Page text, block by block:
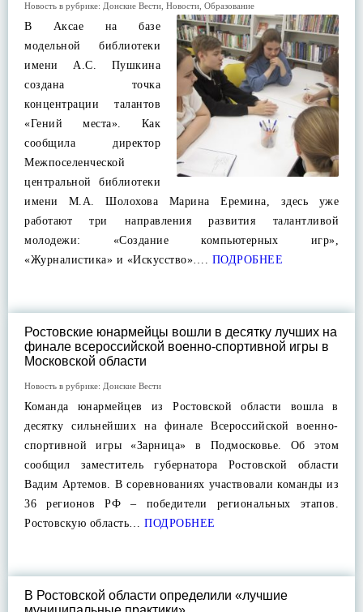
Новость в рубрике: Донские Вести Новости Образование
В Аксае на базе
модельной библиотеки
имени А.С. Пушкина
создана точка
концентрации талантов
«Гений места». Как
сообщила директор
Межпоселенческой
центральной библиотеки
имени М.А. Шолохова Марина Еремина, здесь уже
работают три направления развития талантливой
молодежи: «Создание компьютерных игр»,
«Журналистика» и «Искусство»…. ПОДРОБНЕЕ
Ростовские юнармейцы вошли в десятку лучших на
финале всероссийской военно-спортивной игры в
Московской области
Новость в рубрике: Донские Вести
Команда юнармейцев из Ростовской области вошла в
десятку сильнейших на финале Всероссийской военно-
спортивной игры «Зарница» в Подмосковье. Об этом
сообщил заместитель губернатора Ростовской области
Вадим Артемов. В соревнованиях участвовали команды из
36 регионов РФ – победители региональных этапов.
Ростовскую область… ПОДРОБНЕЕ
В Ростовской области определили «лучшие